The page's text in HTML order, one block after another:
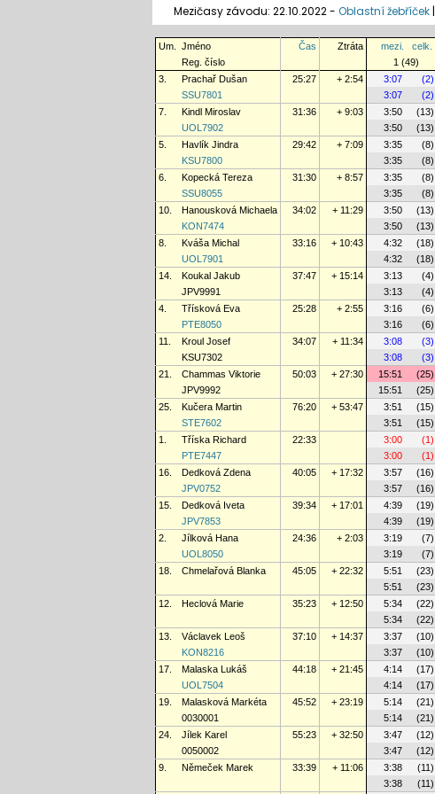
Mezičasy závodu: 22.10.2022 - Oblastní žebříček |
Um. Jméno Čas Ztráta mezi. celk.
Reg. číslo
1 (49)
3.
Prachař Dušan 25:27 + 2:54 3:07 (2)
SSU7801
3:07 (2)
7.
Kindl Miroslav 31:36 + 9:03 3:50 (13)
UOL7902
3:50 (13)
5.
Havlík Jindra 29:42 + 7:09 3:35 (8)
KSU7800
3:35 (8)
6.
Kopecká Tereza 31:30 + 8:57 3:35 (8)
SSU8055
3:35 (8)
10.
Hanousková Michaela 34:02 + 11:29 3:50 (13)
KON7474
3:50 (13)
8.
Kváša Michal 33:16 + 10:43 4:32 (18)
UOL7901
4:32 (18)
14.
Koukal Jakub 37:47 + 15:14 3:13 (4)
JPV9991
3:13 (4)
4.
Třísková Eva 25:28 + 2:55 3:16 (6)
PTE8050
3:16 (6)
11.
Kroul Josef 34:07 + 11:34 3:08 (3)
KSU7302
3:08 (3)
21.
Chammas Viktorie 50:03 + 27:30 15:51 (25)
JPV9992
15:51 (25)
25.
Kučera Martin 76:20 + 53:47 3:51 (15)
STE7602
3:51 (15)
1.
Tříska Richard 22:33 3:00 (1)
PTE7447
3:00 (1)
16.
Dedková Zdena 40:05 + 17:32 3:57 (16)
JPV0752
3:57 (16)
15.
Dedková Iveta 39:34 + 17:01 4:39 (19)
JPV7853
4:39 (19)
2.
Jílková Hana 24:36 + 2:03 3:19 (7)
UOL8050
3:19 (7)
18.
Chmelařová Blanka 45:05 + 22:32 5:51 (23)
5:51
(23)
12.
Heclová Marie 35:23 + 12:50 5:34 (22)
5:34
(22)
13.
Václavek Leoš 37:10 + 14:37 3:37 (10)
KON8216
3:37 (10)
17.
Malaska Lukáš 44:18 + 21:45 4:14 (17)
UOL7504
4:14 (17)
19.
Malasková Markéta 45:52 + 23:19 5:14 (21)
0030001
5:14 (21)
24.
Jílek Karel 55:23 + 32:50 3:47 (12)
0050002
3:47 (12)
9.
Němeček Marek 33:39 + 11:06 3:38 (11)
3:38
(11)